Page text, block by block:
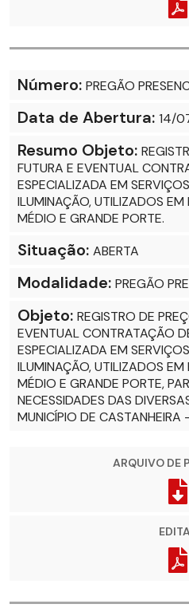
Número: PREGÃO
Data de Abertura: 14/
Resumo Objeto:
FUTURA E EVENTUAL
ESPECIALIZADA EM
ILUMINAÇÃO, UTILIZADOS
MÉDIO E GRANDE PORTE.
Situação: ABERTA
Modalidade: PREGÃO
Objeto: REGISTRO DE
EVENTUAL CONTRATAÇÃO
ESPECIALIZADA EM
ILUMINAÇÃO, UTILIZADOS
MÉDIO E GRANDE PORTE,
NECESSIDADES DAS
MUNICÍPIO DE CASTANHEIRA
ARQUIVO DE